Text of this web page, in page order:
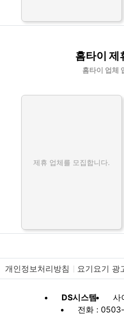
홈타이 제
홈타이 업체
제휴 업체를 모집합니다.
개인정보처리방침 요기요기 광
DS시스템
사
전화 :